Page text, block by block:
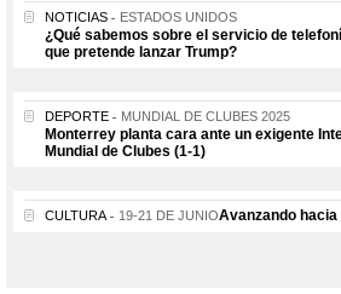
NOTICIAS ESTADOS UNIDOS
¿Qué sabemos sobre el servicio de
que pretende lanzar Trump?
DEPORTE MUNDIAL DE CLUBES 2025
Monterrey planta cara ante un exigente
Mundial de Clubes (1-1)
CULTURA 19-21 DE JUNIOAvanzando